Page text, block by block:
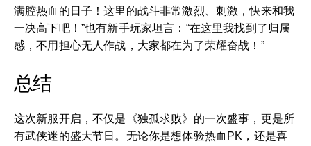
满腔热血的日子！这里的战斗非常激烈、刺激，快来和我
一决高下吧！”也有新手玩家坦言：“在这里我找到了归属
感，不用担心无人作战，大家都在为了荣耀奋战！”
总结
这次新服开启，不仅是《独孤求败》的一次盛事，更是所
有武侠迷的盛大节日。无论你是想体验热血PK，还是喜